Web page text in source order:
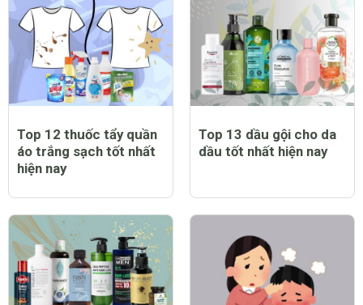
Top 12 thuốc tẩy quần
áo trắng sạch tốt nhất
hiện nay
Top 13 dầu gội cho da
dầu tốt nhất hiện nay